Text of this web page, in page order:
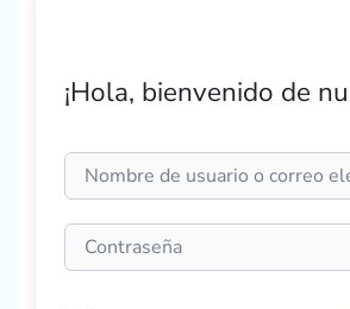
¡Hola, bienvenido de